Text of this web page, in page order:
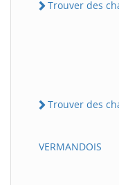
Trouver des
Trouver des
VERMANDOIS